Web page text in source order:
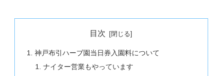
目次
神戸布引ハーブ園当日券入園料について
ナイター営業もやっています